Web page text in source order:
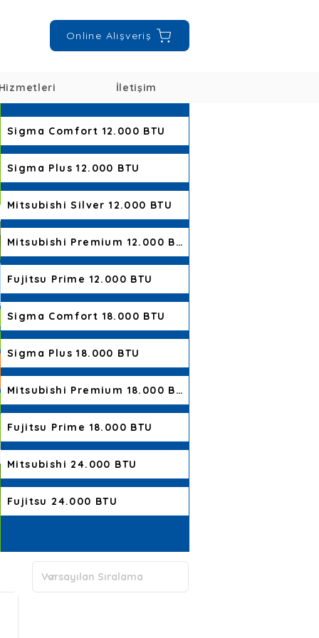
Online Alışveriş
İletişim
Sigma Comfort 12.000 BTU
Sigma Plus 12.000 BTU
Mitsubishi Silver 12.000 BTU
Mitsubishi Premium 12.000 BTU
Fujitsu Prime 12.000 BTU
Sigma Comfort 18.000 BTU
Sigma Plus 18.000 BTU
Mitsubishi Premium 18.000 BTU
Fujitsu Prime 18.000 BTU
Mitsubishi 24.000 BTU
Fujitsu 24.000 BTU